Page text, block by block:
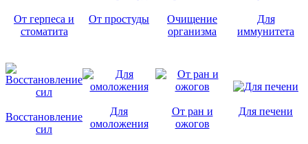
От герпеса и
стоматита
От простуды
Очищение
организма
Для
иммунитета
Восстановление
сил
Для
омоложения
От ран и
ожогов
Для печени